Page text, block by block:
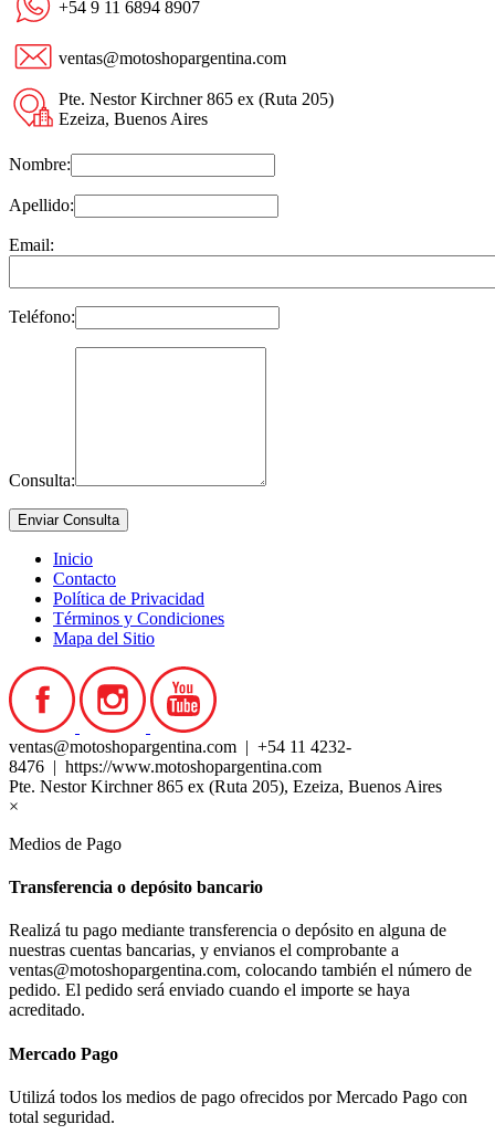
+54 9 11 6894 8907
ventas@motoshopargentina.com
Pte. Nestor Kirchner 865 ex (Ruta 205)
Ezeiza, Buenos Aires
Nombre:
Apellido:
Email:
Teléfono:
Consulta:
Inicio
Contacto
Política de Privacidad
Términos y Condiciones
Mapa del Sitio
ventas@motoshopargentina.com | +54 11 4232-
8476 | https://www.motoshopargentina.com
Pte. Nestor Kirchner 865 ex (Ruta 205), Ezeiza, Buenos Aires
×
Medios de Pago
Transferencia o depósito bancario
Realizá tu pago mediante transferencia o depósito en alguna de
nuestras cuentas bancarias, y envianos el comprobante a
ventas@motoshopargentina.com, colocando también el número de
pedido. El pedido será enviado cuando el importe se haya
acreditado.
Mercado Pago
Utilizá todos los medios de pago ofrecidos por Mercado Pago con
total seguridad.